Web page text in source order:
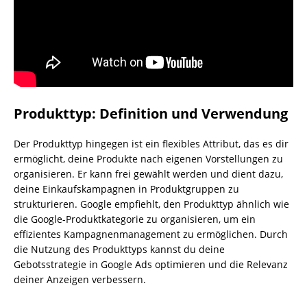
Produkttyp: Definition und Verwendung
Der Produkttyp hingegen ist ein flexibles Attribut, das es dir
ermöglicht, deine Produkte nach eigenen Vorstellungen zu
organisieren. Er kann frei gewählt werden und dient dazu,
deine Einkaufskampagnen in Produktgruppen zu
strukturieren. Google empfiehlt, den Produkttyp ähnlich wie
die Google-Produktkategorie zu organisieren, um ein
effizientes Kampagnenmanagement zu ermöglichen. Durch
die Nutzung des Produkttyps kannst du deine
Gebotsstrategie in Google Ads optimieren und die Relevanz
deiner Anzeigen verbessern.